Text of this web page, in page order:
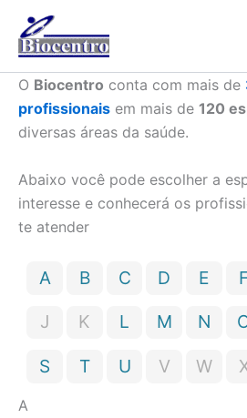
para
conteúdo
O Biocentro conta com mais de
profissionais em mais de 120
diversas áreas da saúde.
Abaixo você pode escolher a
interesse e conhecerá os
te atender
A B C D E F
J K L M N
S T U V W
A